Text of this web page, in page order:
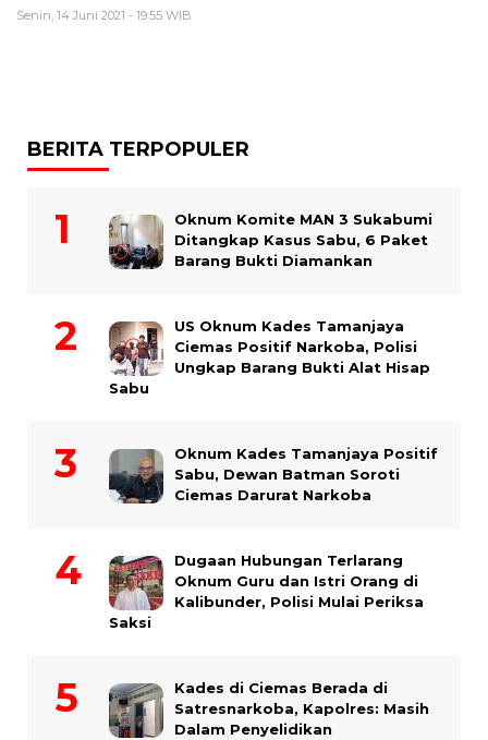
Senin, 14 Juni 2021 - 19:55 WIB
BERITA TERPOPULER
Oknum Komite MAN 3 Sukabumi
Ditangkap Kasus Sabu, 6 Paket
Barang Bukti Diamankan
US Oknum Kades Tamanjaya
Ciemas Positif Narkoba, Polisi
Ungkap Barang Bukti Alat Hisap
Sabu
Oknum Kades Tamanjaya Positif
Sabu, Dewan Batman Soroti
Ciemas Darurat Narkoba
Dugaan Hubungan Terlarang
Oknum Guru dan Istri Orang di
Kalibunder, Polisi Mulai Periksa
Saksi
Kades di Ciemas Berada di
Satresnarkoba, Kapolres: Masih
Dalam Penyelidikan